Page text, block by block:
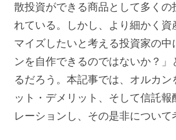
散投資ができる商品として多くの
れている。しかし、より細かく資
マイズしたいと考える投資家の中
ンを自作できるのではないか？」
るだろう。本記事では、オルカン
ット・デメリット、そして信託報
レーションし、その是非について